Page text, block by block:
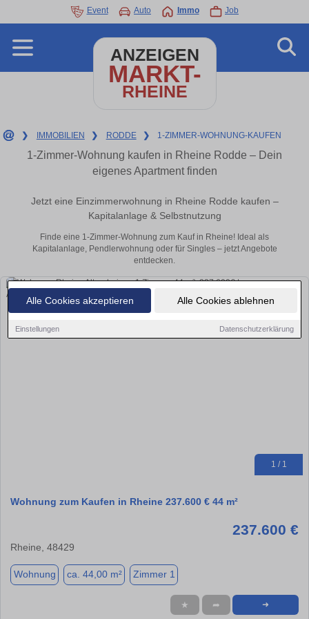
Alle Cookies akzeptieren Alle Cookies ablehnen
Einstellungen Datenschutzerklärung
Event Auto Immo Job
ANZEIGEN
MARKT-
RHEINE
❯ IMMOBILIEN ❯ RODDE ❯ 1-ZIMMER-WOHNUNG-KAUFEN
1-Zimmer-Wohnung kaufen in Rheine Rodde – Dein
eigenes Apartment finden
Jetzt eine Einzimmerwohnung in Rheine Rodde kaufen –
Kapitalanlage & Selbstnutzung
Finde eine 1-Zimmer-Wohnung zum Kauf in Rheine! Ideal als
Kapitalanlage, Pendlerwohnung oder für Singles – jetzt Angebote
entdecken.
1 / 1
Wohnung zum Kaufen in Rheine 237.600 € 44 m²
237.600 €
Rheine, 48429
Wohnung ca. 44,00 m² Zimmer 1
★ ➦ ➜